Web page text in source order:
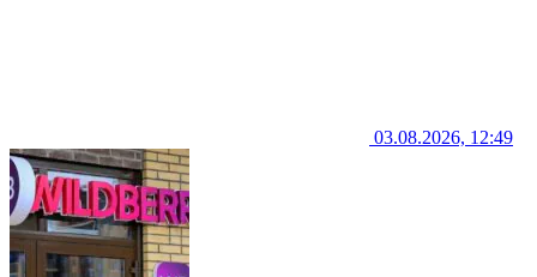
03.08.2026, 12:49